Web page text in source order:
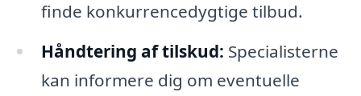
finde konkurrencedygtige tilbud.
Håndtering af tilskud: Specialisterne
kan informere dig om eventuelle